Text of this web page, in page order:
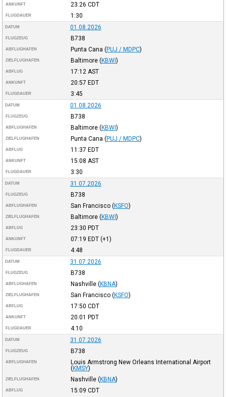
ANKUNFT 23:26 CDT
FLUGDAUER 1:30
DATUM 01.08.2026
FLUGZEUG B738
ABFLUGHAFEN Punta Cana (PUJ / MDPC)
ZIELFLUGHAFEN Baltimore (KBWI)
ABFLUG 17:12 AST
ANKUNFT 20:57 EDT
FLUGDAUER 3:45
DATUM 01.08.2026
FLUGZEUG B738
ABFLUGHAFEN Baltimore (KBWI)
ZIELFLUGHAFEN Punta Cana (PUJ / MDPC)
ABFLUG 11:37 EDT
ANKUNFT 15:08 AST
FLUGDAUER 3:30
DATUM 31.07.2026
FLUGZEUG B738
ABFLUGHAFEN San Francisco (KSFO)
ZIELFLUGHAFEN Baltimore (KBWI)
ABFLUG 23:30 PDT
ANKUNFT 07:19 EDT(+1)
FLUGDAUER 4:48
DATUM 31.07.2026
FLUGZEUG B738
ABFLUGHAFEN Nashville (KBNA)
ZIELFLUGHAFEN San Francisco (KSFO)
ABFLUG 17:50 CDT
ANKUNFT 20:01 PDT
FLUGDAUER 4:10
DATUM 31.07.2026
FLUGZEUG B738
ABFLUGHAFEN
Louis Armstrong New Orleans International Airport
(KMSY)
ZIELFLUGHAFEN Nashville (KBNA)
ABFLUG 15:09 CDT